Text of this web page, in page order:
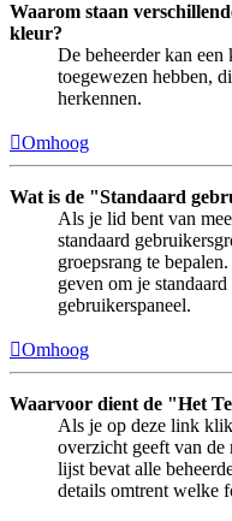
Waarom staan
kleur?
De beheerder kan een
toegewezen hebben,
herkennen.
Omhoog
Wat is de "Standaard
Als je lid bent van
standaard
groepsrang te
geven om je
gebruikerspaneel.
Omhoog
Waarvoor dient de "Het
Als je op deze link
overzicht geeft van de
lijst bevat alle
details omtrent welke